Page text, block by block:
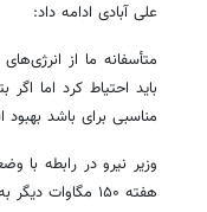
علی آبادی ادامه داد:
متأسفانه ما از
باید احتیاط کرد اما
مناسبی برای باشد
هفته ۱۵۰ مگاوات دیگر به ظرفیت تجدید پذیر ها اضافه می‌شود و این روند به صورت هفتگی ادامه خواهد داشت.